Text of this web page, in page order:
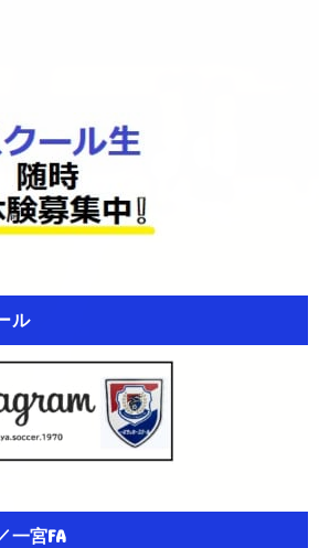
ル
一宮FA